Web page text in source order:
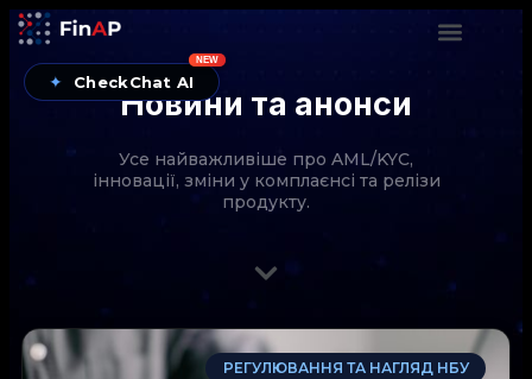
✦ CheckChat AI
NEW
Новини та анонси
Усе найважливіше про AML/KYC,
інновації, зміни у комплаєнсі та релізи
продукту.
РЕГУЛЮВАННЯ ТА НАГЛЯД НБУ